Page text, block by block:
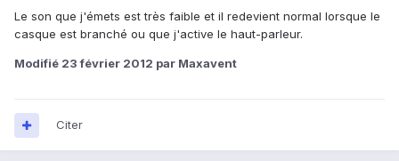
Le son que j'émets est très faible et il redevient normal lorsque le
casque est branché ou que j'active le haut-parleur.
Modifié 23 février 2012 par Maxavent
Citer